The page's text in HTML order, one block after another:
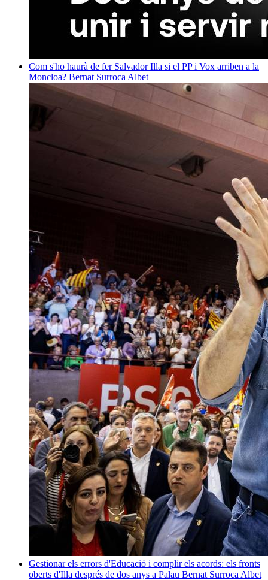
Com s'ho haurà de fer Salvador Illa si el PP i Vox arriben a la
Moncloa? Bernat Surroca Albet
Gestionar els errors d'Educació i complir els acords: els fronts
oberts d'Illa després de dos anys a Palau Bernat Surroca Albet